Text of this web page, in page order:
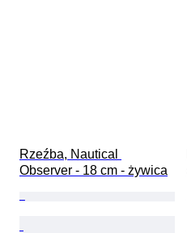
Rzeźba, Nautical
Observer - 18 cm - żywica